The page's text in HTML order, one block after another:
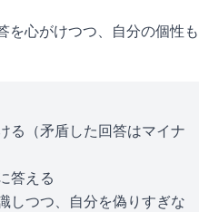
を心がけつつ、自分の個性も
る（矛盾した回答はマイナ
答える
しつつ、自分を偽りすぎな